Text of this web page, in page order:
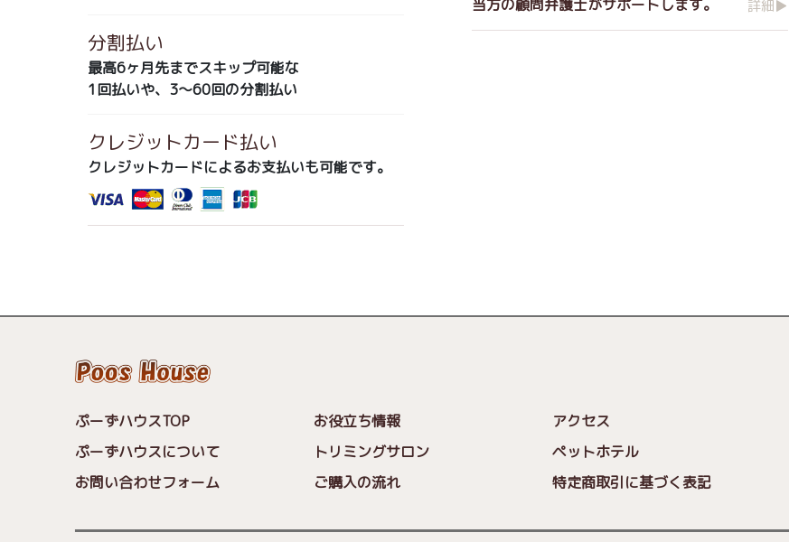
分割払い
最高6ヶ月先までスキップ可能な
1回払いや、3～60回の分割払い
クレジットカード払い
クレジットカードによるお支払いも可能です。
詳細▶
ぷーずハウスTOP お役立ち情報 アクセス
ぷーずハウスについて トリミングサロン ペットホテル
お問い合わせフォーム
ご購入の流れ 特定商取引に基づく表記